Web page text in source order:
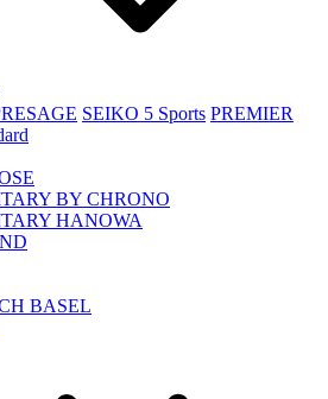
SEIKO 5 Sports PREMIER
BY CHRONO
HANOWA
BASEL